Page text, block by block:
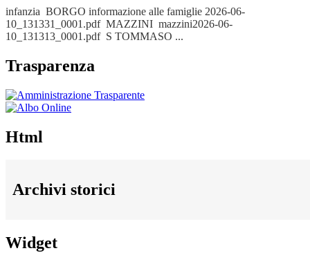
infanzia BORGO informazione alle famiglie 2026-06-
10_131331_0001.pdf MAZZINI mazzini2026-06-
10_131313_0001.pdf S TOMMASO ...
Trasparenza
Html
Archivi storici
Widget